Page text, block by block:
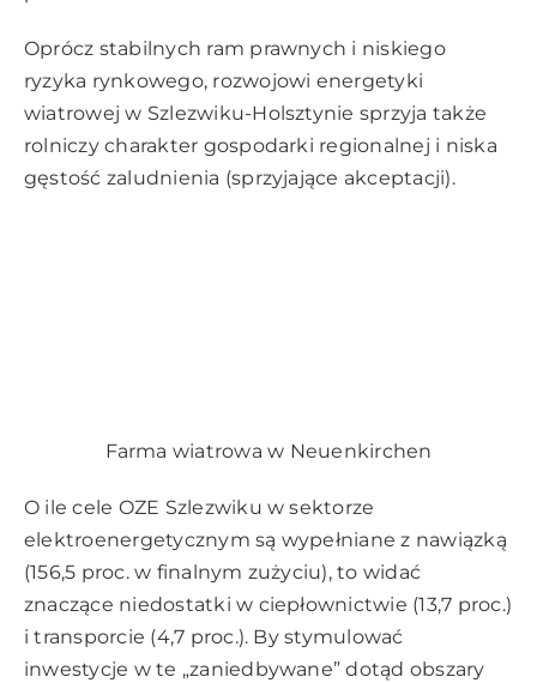
Oprócz stabilnych ram prawnych i niskiego
ryzyka rynkowego, rozwojowi energetyki
wiatrowej w Szlezwiku-Holsztynie sprzyja także
rolniczy charakter gospodarki regionalnej i niska
gęstość zaludnienia (sprzyjające akceptacji).
Farma wiatrowa w Neuenkirchen
O ile cele OZE Szlezwiku w sektorze
elektroenergetycznym są wypełniane z nawiązką
(156,5 proc. w finalnym zużyciu), to widać
znaczące niedostatki w ciepłownictwie (13,7 proc.)
i transporcie (4,7 proc.). By stymulować
inwestycje w te „zaniedbywane” dotąd obszary